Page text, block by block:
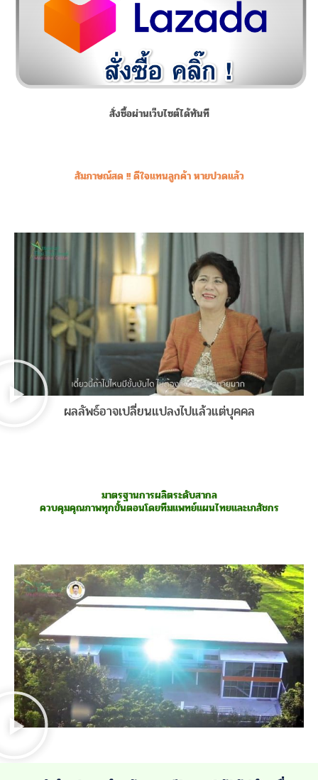
สั่งซื้อผ่านเว็บไซต์ได้ทันที
สัมภาษณ์สด !! ดีใจแทนลูกค้า หายปวดแล้ว
ผลลัพธ์อาจเปลี่ยนแปลงไปแล้วแต่บุคคล
มาตรฐานการผลิตระดับสากล
ควบคุมคุณภาพทุกขั้นตอนโดยทีมแพทย์แผนไทยและเภสัชกร